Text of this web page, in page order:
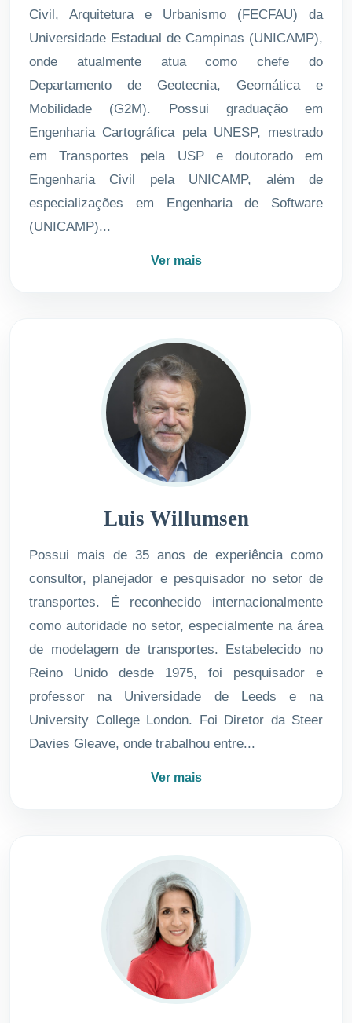
Civil, Arquitetura e Urbanismo (FECFAU) da
Universidade Estadual de Campinas (UNICAMP),
onde atualmente atua como chefe do
Departamento de Geotecnia, Geomática e
Mobilidade (G2M). Possui graduação em
Engenharia Cartográfica pela UNESP, mestrado
em Transportes pela USP e doutorado em
Engenharia Civil pela UNICAMP, além de
especializações em Engenharia de Software
(UNICAMP)...
Ver mais
Luis Willumsen
Possui mais de 35 anos de experiência como
consultor, planejador e pesquisador no setor de
transportes. É reconhecido internacionalmente
como autoridade no setor, especialmente na área
de modelagem de transportes. Estabelecido no
Reino Unido desde 1975, foi pesquisador e
professor na Universidade de Leeds e na
University College London. Foi Diretor da Steer
Davies Gleave, onde trabalhou entre...
Ver mais